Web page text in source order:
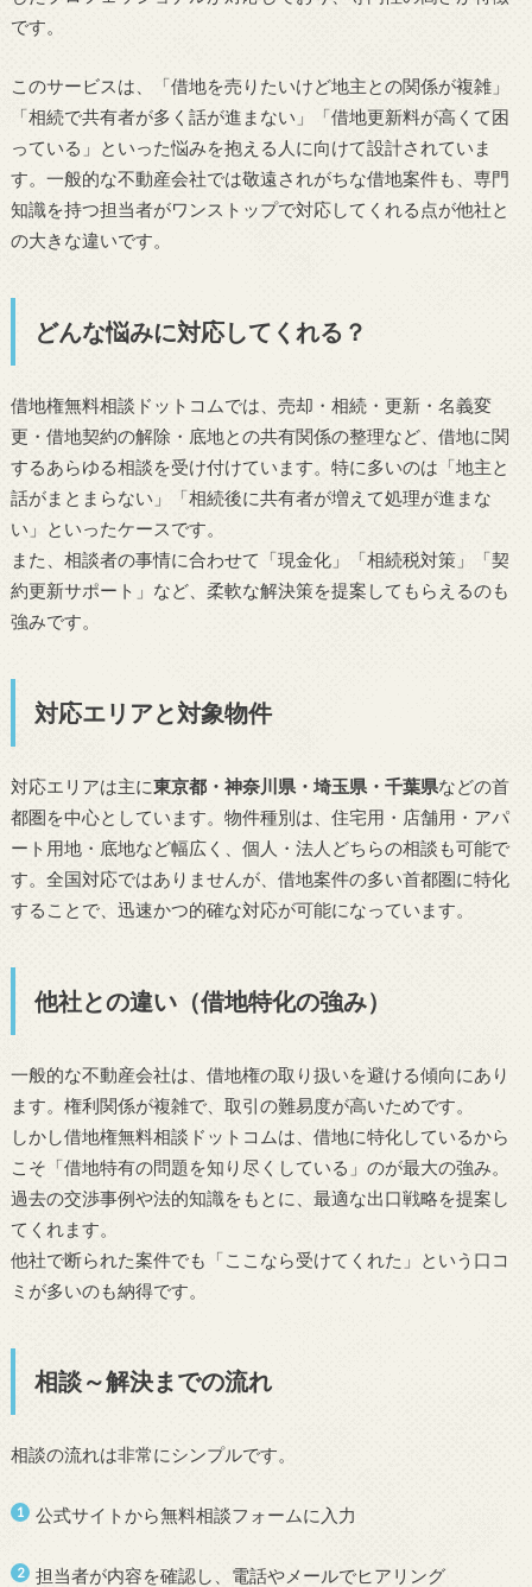
です。
このサービスは、「借地を売りたいけど地主との関係が複雑」
「相続で共有者が多く話が進まない」「借地更新料が高くて困
っている」といった悩みを抱える人に向けて設計されていま
す。一般的な不動産会社では敬遠されがちな借地案件も、専門
知識を持つ担当者がワンストップで対応してくれる点が他社と
の大きな違いです。
どんな悩みに対応してくれる？
借地権無料相談ドットコムでは、売却・相続・更新・名義変
更・借地契約の解除・底地との共有関係の整理など、借地に関
するあらゆる相談を受け付けています。特に多いのは「地主と
話がまとまらない」「相続後に共有者が増えて処理が進まな
い」といったケースです。
また、相談者の事情に合わせて「現金化」「相続税対策」「契
約更新サポート」など、柔軟な解決策を提案してもらえるのも
強みです。
対応エリアと対象物件
対応エリアは主に東京都・神奈川県・埼玉県・千葉県などの首
都圏を中心としています。物件種別は、住宅用・店舗用・アパ
ート用地・底地など幅広く、個人・法人どちらの相談も可能で
す。全国対応ではありませんが、借地案件の多い首都圏に特化
することで、迅速かつ的確な対応が可能になっています。
他社との違い（借地特化の強み）
一般的な不動産会社は、借地権の取り扱いを避ける傾向にあり
ます。権利関係が複雑で、取引の難易度が高いためです。
しかし借地権無料相談ドットコムは、借地に特化しているから
こそ「借地特有の問題を知り尽くしている」のが最大の強み。
過去の交渉事例や法的知識をもとに、最適な出口戦略を提案し
てくれます。
他社で断られた案件でも「ここなら受けてくれた」という口コ
ミが多いのも納得です。
相談～解決までの流れ
相談の流れは非常にシンプルです。
公式サイトから無料相談フォームに入力
担当者が内容を確認し、電話やメールでヒアリング